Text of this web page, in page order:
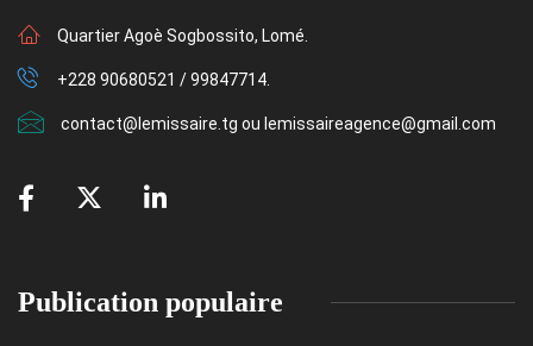
Quartier Agoè Sogbossito, Lomé.
+228 90680521 / 99847714.
contact@lemissaire.tg ou lemissaireagence@gmail.com
Publication populaire